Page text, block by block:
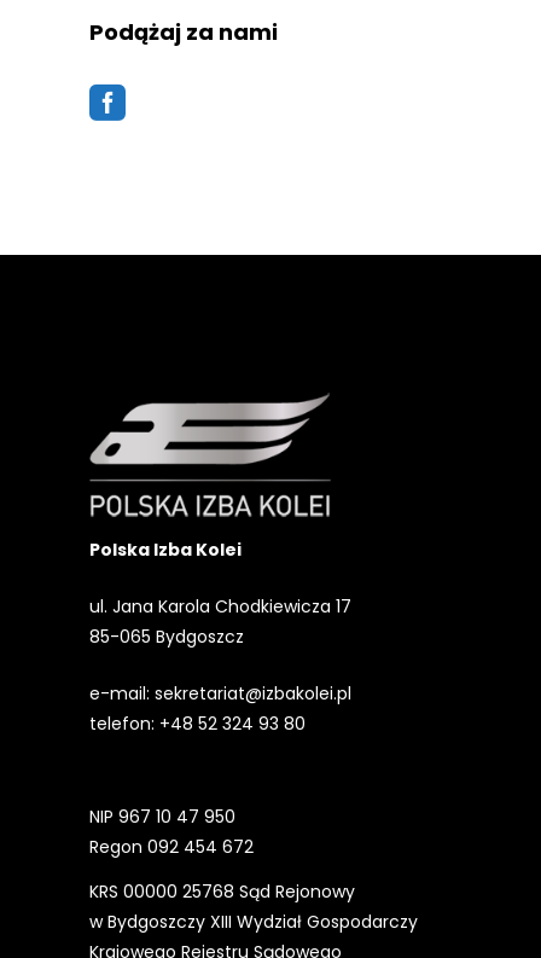
Podążaj za nami
Polska Izba Kolei
ul. Jana Karola Chodkiewicza 17
85-065 Bydgoszcz
e-mail: sekretariat@izbakolei.pl
telefon: +48 52 324 93 80
NIP 967 10 47 950
Regon 092 454 672
KRS 00000 25768 Sąd Rejonowy
w Bydgoszczy XIII Wydział Gospodarczy
Krajowego Rejestru Sądowego